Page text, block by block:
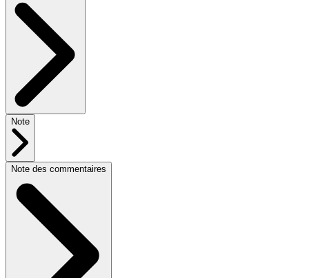
Note
Note des commentaires